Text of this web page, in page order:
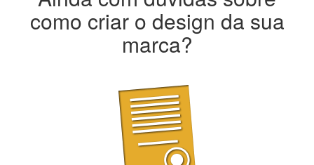
como criar o design da sua
marca?